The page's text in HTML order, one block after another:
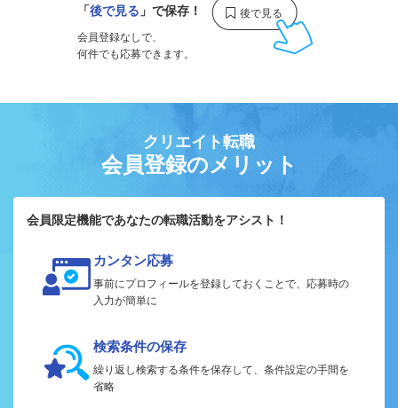
「後で見る 」で保存！
会員登録なしで、
何件でも応募できます。
クリエイト転職
会員登録のメリット
会員限定機能であなたの転職活動をアシスト！
カンタン応募
事前にプロフィールを登録しておくことで、応募時の
入力が簡単に
検索条件の保存
繰り返し検索する条件を保存して、条件設定の手間を
省略